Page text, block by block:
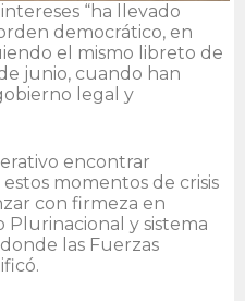
“ha llevado
democrático, en
el mismo libreto de
junio, cuando han
legal y
encontrar
momentos de crisis
con firmeza en
y sistema
las Fuerzas